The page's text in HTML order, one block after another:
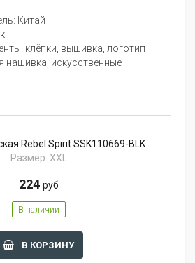
Китай
клёпки, вышивка, логотип
нашивка, искусственные
Rebel Spirit SSK110669-BLK
Размер: XXL
224 руб
В наличии
В КОРЗИНУ